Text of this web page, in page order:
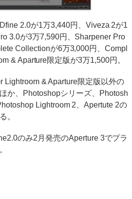
2.0が1万3,440円、Viveza 2が1
3.0が3万7,590円、Sharpener Pro
Collectionが6万3,000円、Compl
& Aparture限定版が3万1,500円。
& Aparture限定版以外の
か、Photoshopシリーズ、Photosh
Lightroom 2、Apertute 2の
。
のみ2月発売のAperture 3でプラ